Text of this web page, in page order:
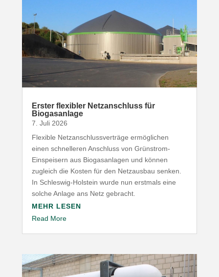
Erster flexibler Netz­an­schluss für
Biogasanlage
7. Juli 2026
Flexible Netz­an­schluss­ver­träge ermög­lichen
einen schnel­leren Anschluss von Grünstrom-​
Einspeisern aus Biogas­an­lagen und können
zugleich die Kosten für den Netz­ausbau senken.
In Schleswig-​Holstein wurde nun erstmals eine
solche Anlage ans Netz gebracht.
MEHR LESEN
Read More